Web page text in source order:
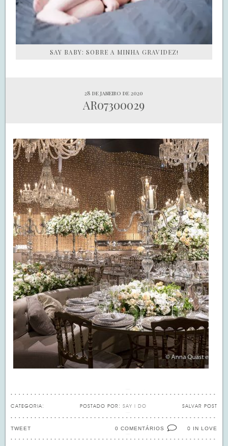
SAY BABY: SOBRE A MINHA GRAVIDEZ!
28 de janeiro de 2020
AR07300029
CATEGORIA: SALVAR POST
POSTADO POR: SAY I DO
0 IN LOVE
0 COMENTÁRIOS
TWEET